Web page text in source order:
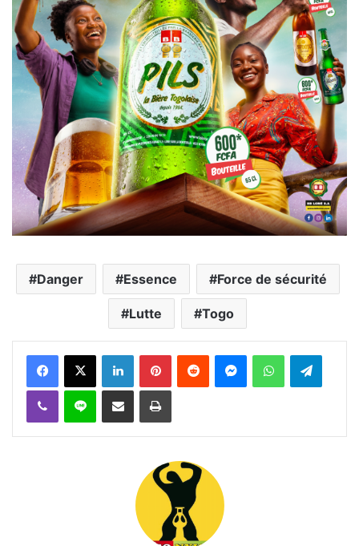
Danger Essence Force de sécurité
Lutte Togo
FacebookX Linkedin PinterestReddit MessengerWhatsAppTelegram
Viber Ligne Partager par email Imprimer